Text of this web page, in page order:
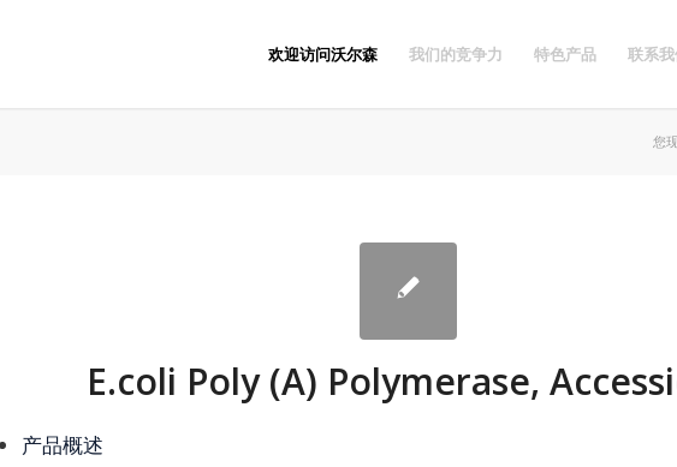
欢迎访问沃尔森 我们的竞争力 特色产品 联系
您
E.coli Poly (A) Polymerase,
产品概述